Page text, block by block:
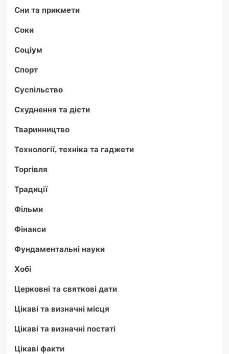
Сни та прикмети
Соки
Соціум
Спорт
Суспільство
Схуднення та дієти
Тваринництво
Технології, техніка та гаджети
Торгівля
Традиції
Фільми
Фінанси
Фундаментальні науки
Хобі
Церковні та святкові дати
Цікаві та визначні місця
Цікаві та визначні постаті
Цікаві факти